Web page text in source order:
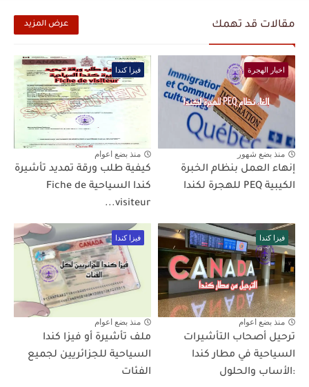
مقالات قد تهمك عرض المزيد
اخبار الهجرة
منذ بضع شهور
إنهاء العمل بنظام الخبرة
الكيبية PEQ للهجرة لكندا
فيزا كندا
منذ بضع اعوام
كيفية طلب ورقة تمديد تأشيرة
كندا السياحية Fiche de
visiteur...
فيزا كندا
منذ بضع اعوام
ترحيل أصحاب التأشيرات
السياحية في مطار كندا
:الأساب والحلول
فيزا كندا
منذ بضع اعوام
ملف تأشيرة أو فيزا كندا
السياحية للجزائريين لجميع
الفئات